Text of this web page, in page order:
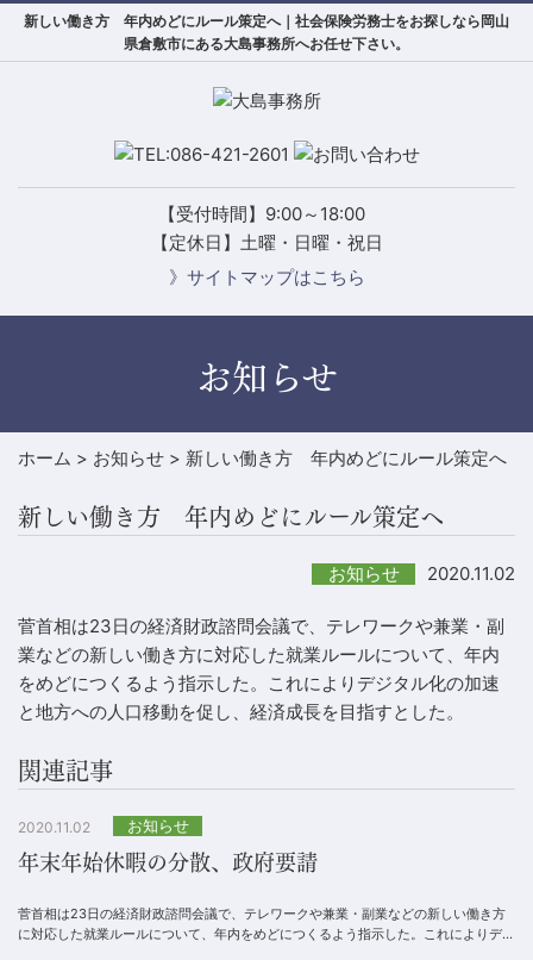
新しい働き方 年内めどにルール策定へ｜社会保険労務士をお探しなら岡山
県倉敷市にある大島事務所へお任せ下さい。
【受付時間】9:00～18:00
【定休日】土曜・日曜・祝日
》サイトマップはこちら
お知らせ
ホーム > お知らせ > 新しい働き方 年内めどにルール策定へ
新しい働き方 年内めどにルール策定へ
お知らせ 2020.11.02
菅首相は23日の経済財政諮問会議で、テレワークや兼業・副
業などの新しい働き方に対応した就業ルールについて、年内
をめどにつくるよう指示した。これによりデジタル化の加速
と地方への人口移動を促し、経済成長を目指すとした。
関連記事
2020.11.02 お知らせ
年末年始休暇の分散、政府要請
菅首相は23日の経済財政諮問会議で、テレワークや兼業・副業などの新しい働き方
に対応した就業ルールについて、年内をめどにつくるよう指示した。これによりデジ